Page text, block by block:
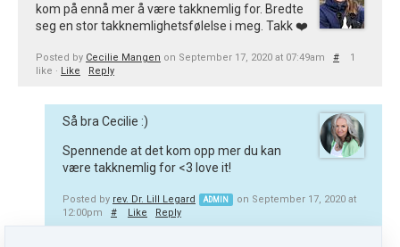
kom på ennå mer å være takknemlig for. Bredte
seg en stor takknemlighetsfølelse i meg. Takk ❤️
Posted by Cecilie Mangen on September 17, 2020 at 07:49am #
1
like · Like Reply
Så bra Cecilie :)
Spennende at det kom opp mer du kan
være takknemlig for <3 love it!
Posted by rev. Dr. Lill Legard ADMIN
on September 17, 2020 at
12:00pm
# Like Reply